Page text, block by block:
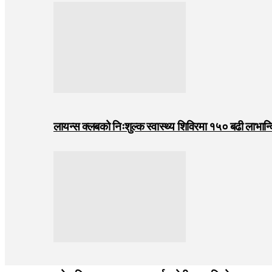
लायन्स क्लबको निःशुल्क स्वास्थ्य शिविरमा १५० बढी